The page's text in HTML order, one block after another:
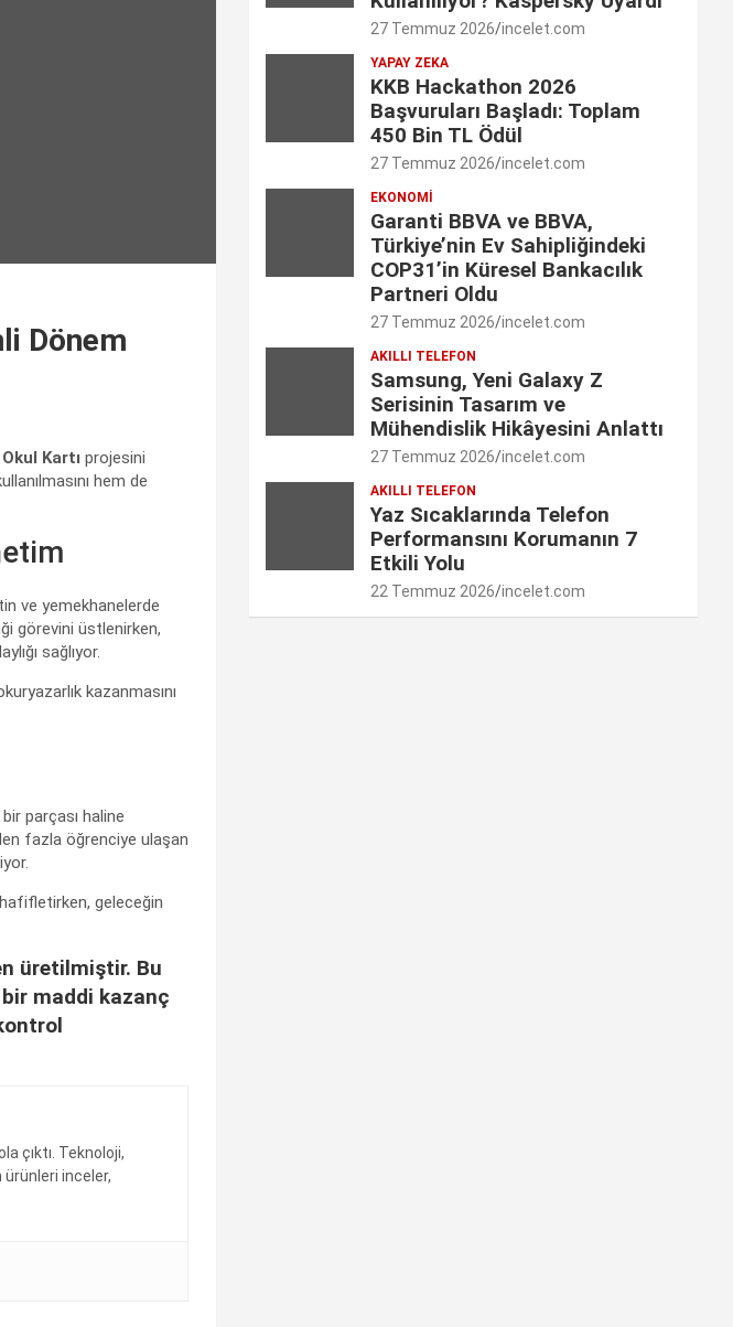
Dönem
Kartı projesini
hem de
ve yemekhanelerde
görevini üstlenirken,
sağlıyor.
kazanmasını
parçası haline
fazla öğrenciye ulaşan
geleceğin
üretilmiştir. Bu
bir maddi kazanç
çıktı. Teknoloji,
inceler,
m
d
I
n
e
r
b
C
h
n
n
e
27 Temmuz 2026 incelet.com
YAPAY ZEKA
KKB Hackathon 2026
Başvuruları Başladı: Toplam
450 Bin TL Ödül
27 Temmuz 2026 incelet.com
EKONOMI
Garanti BBVA ve BBVA,
Türkiye’nin Ev Sahipliğindeki
COP31’in Küresel Bankacılık
Partneri Oldu
27 Temmuz 2026 incelet.com
AKILLI TELEFON
Samsung, Yeni Galaxy Z
Serisinin Tasarım ve
Mühendislik Hikâyesini Anlattı
27 Temmuz 2026 incelet.com
AKILLI TELEFON
Yaz Sıcaklarında Telefon
Performansını Korumanın 7
Etkili Yolu
22 Temmuz 2026 incelet.com